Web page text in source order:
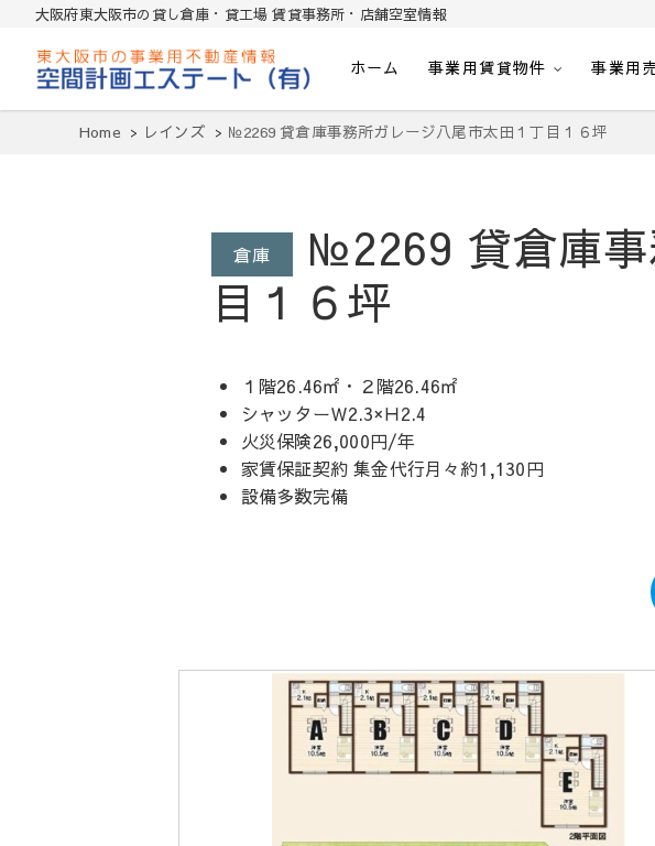
大阪府東大阪市の貸し倉庫・貸工場 賃貸事務所・店舗空室情報
東大阪貸倉庫・貸し工場・賃貸事務所・空室一覧・空間
ホーム 事業用賃貸物件 事業用
Home レインズ №2269 貸倉庫事務所ガレージ八尾市太田１丁目１６坪
倉庫
№2269 貸倉庫事
目１６坪
１階26.46㎡・２階26.46㎡
シャッターＷ2.3×Ｈ2.4
火災保険26,000円/年
家賃保証契約 集金代行月々約1,130円
設備多数完備